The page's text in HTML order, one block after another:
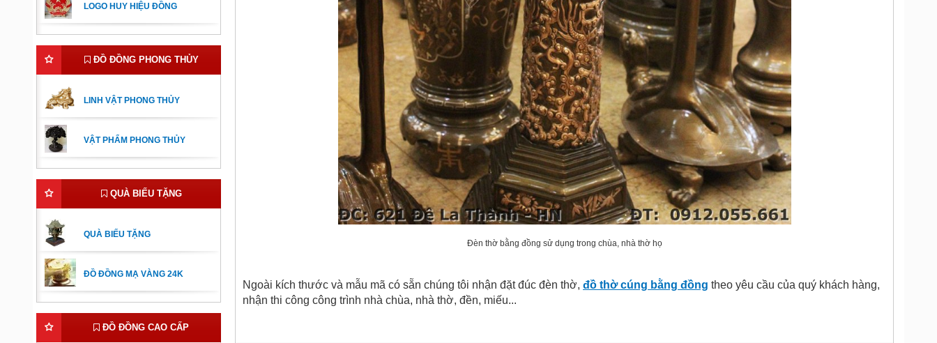
LOGO HUY HIỆU ĐỒNG
ĐỒ ĐỒNG PHONG THỦY
LINH VẬT PHONG THỦY
VẬT PHẨM PHONG THỦY
QUÀ BIẾU TẶNG
QUÀ BIẾU TẶNG
ĐỒ ĐỒNG MẠ VÀNG 24K
ĐỒ ĐỒNG CAO CẤP
Đèn thờ bằng đồng sử dụng trong chùa, nhà thờ họ
Ngoài kích thước và mẫu mã có sẵn chúng tôi nhận đặt đúc đèn thờ, đồ thờ cúng bằng đồng theo yêu cầu của quý khách hàng,
nhận thi công công trình nhà chùa, nhà thờ, đền, miếu...